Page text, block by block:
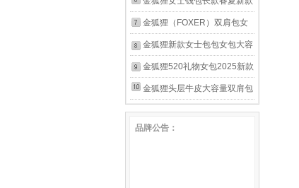
款女友生日礼物 玫瑰
金.JD2051360POP09F1W
韩版牛皮多功能钱夹手机拉链
手拿包女牛皮包 玫瑰金
金狐狸（FOXER）双肩包女
开学新款韩版大学生新学期时
尚休闲背包潮旅行大容量书包
黑色 JD982053F1A
金狐狸新款女士包包女包大容
量单肩斜挎包手机包妈妈包新
款圣诞节礼物 咖色 (A款）
金狐狸520礼物女包2025新款
复古印花斜挎女士包包时尚老
金狐狸头层牛皮大容量双肩包
女款2025新款时尚学生书包
旅游旅行包背包女 黑色
品牌公告：